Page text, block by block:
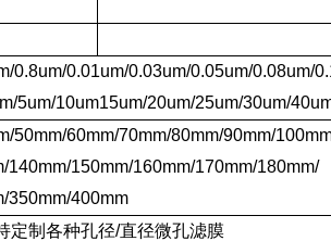
0.8um/0.01um/0.03um/0.05um/0.08um/
5um/10um15um/20um/25um/30um/
50mm/60mm/70mm/80mm/90mm/
140mm/150mm/160mm/170mm/180mm/
400mm
定制各种孔径/直径微孔滤膜